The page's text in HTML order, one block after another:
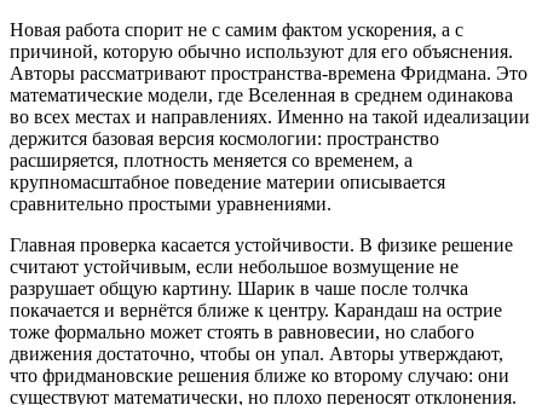
Новая работа спорит не с самим фактом ускорения, а с
причиной, которую обычно используют для его объяснения.
Авторы рассматривают пространства-времена Фридмана. Это
математические модели, где Вселенная в среднем одинакова
во всех местах и направлениях. Именно на такой идеализации
держится базовая версия космологии: пространство
расширяется, плотность меняется со временем, а
крупномасштабное поведение материи описывается
сравнительно простыми уравнениями.
Главная проверка касается устойчивости. В физике решение
считают устойчивым, если небольшое возмущение не
разрушает общую картину. Шарик в чаше после толчка
покачается и вернётся ближе к центру. Карандаш на острие
тоже формально может стоять в равновесии, но слабого
движения достаточно, чтобы он упал. Авторы утверждают,
что фридмановские решения ближе ко второму случаю: они
существуют математически, но плохо переносят отклонения.